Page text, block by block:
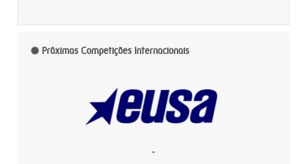
Próximas Competições Internacionais
-